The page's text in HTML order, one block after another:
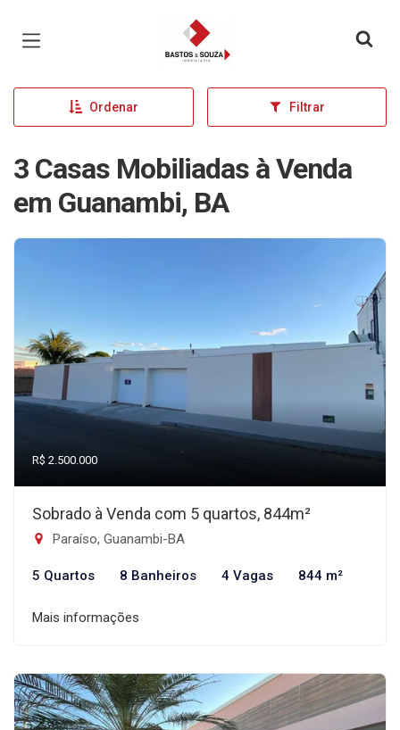
Página inicial
Ordenar Filtrar
3 Casas Mobiliadas à Venda
em Guanambi, BA
R$ 2.500.000
Sobrado à Venda com 5 quartos, 844m²
Paraíso, Guanambi-BA
5 Quartos 8 Banheiros 4 Vagas 844 m²
Mais informações